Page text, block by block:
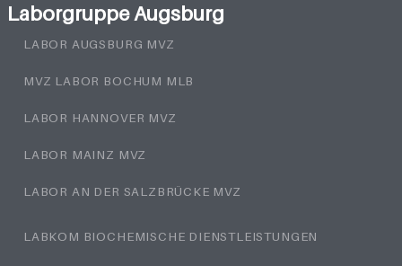
Laborgruppe Augsburg
LABOR AUGSBURG MVZ
MVZ LABOR BOCHUM MLB
LABOR HANNOVER MVZ
LABOR MAINZ MVZ
LABOR AN DER SALZBRÜCKE MVZ
LABKOM BIOCHEMISCHE DIENSTLEISTUNGEN